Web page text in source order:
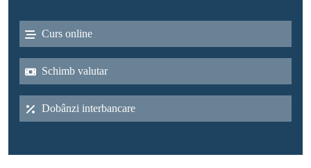
Curs online
Schimb valutar
Dobânzi interbancare